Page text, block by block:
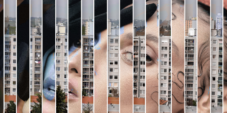
Pro děti
edu
Vše o ČT